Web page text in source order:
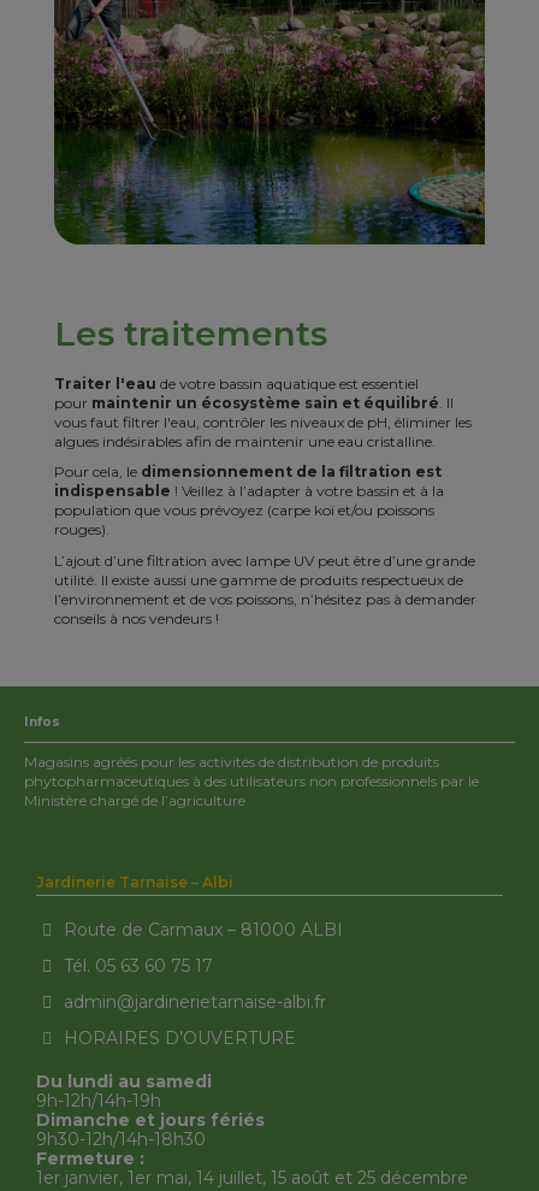
Les traitements
Traiter l'eau de votre bassin aquatique est essentiel
pour maintenir un écosystème sain et équilibré . Il
vous faut filtrer l'eau, contrôler les niveaux de pH, éliminer les
algues indésirables afin de maintenir une eau cristalline.
Pour cela, le dimensionnement de la filtration est
indispensable ! Veillez à l’adapter à votre bassin et à la
population que vous prévoyez (carpe koï et/ou poissons
rouges).
L’ajout d’une filtration avec lampe UV peut être d’une grande
utilité. Il existe aussi une gamme de produits respectueux de
l’environnement et de vos poissons, n’hésitez pas à demander
conseils à nos vendeurs !
Infos
Magasins agréés pour les activités de distribution de produits
phytopharmaceutiques à des utilisateurs non professionnels par le
Ministère chargé de l’agriculture
Jardinerie Tarnaise – Albi
Route de Carmaux – 81000 ALBI
Tél. 05 63 60 75 17
admin@jardinerietarnaise-albi.fr
HORAIRES D’OUVERTURE
Du lundi au samedi
9h-12h/14h-19h
Dimanche et jours fériés
9h30-12h/14h-18h30
Fermeture :
1er janvier, 1er mai, 14 juillet, 15 août et 25 décembre